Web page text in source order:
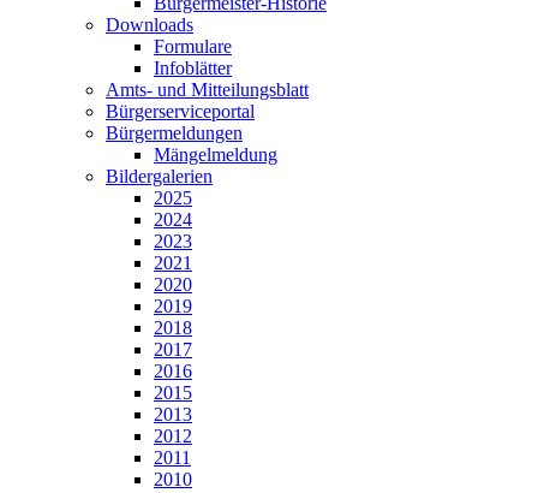
Downloads
Formulare
Infoblätter
Amts- und Mitteilungsblatt
Bürgerserviceportal
Bürgermeldungen
Mängelmeldung
Bildergalerien
2025
2024
2023
2021
2020
2019
2018
2017
2016
2015
2013
2012
2011
2010